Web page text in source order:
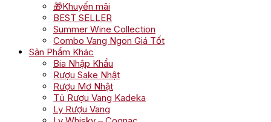
🎁Khuyến mãi
BEST SELLER
Summer Wine Collection
Combo Vang Ngon Giá Tốt
Sản Phẩm Khác
Bia Nhập Khẩu
Rượu Sake Nhật
Rượu Mơ Nhật
Tủ Rượu Vang Kadeka
Ly Rượu Vang